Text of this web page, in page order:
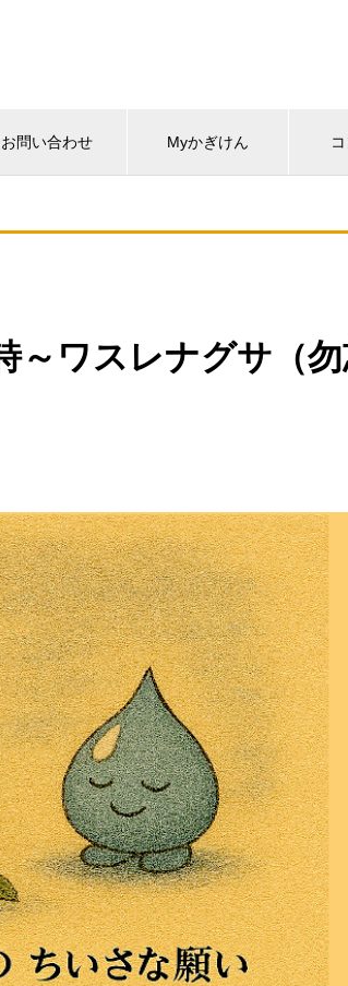
お問い合わせ Myかぎけん
～ワスレナグサ（